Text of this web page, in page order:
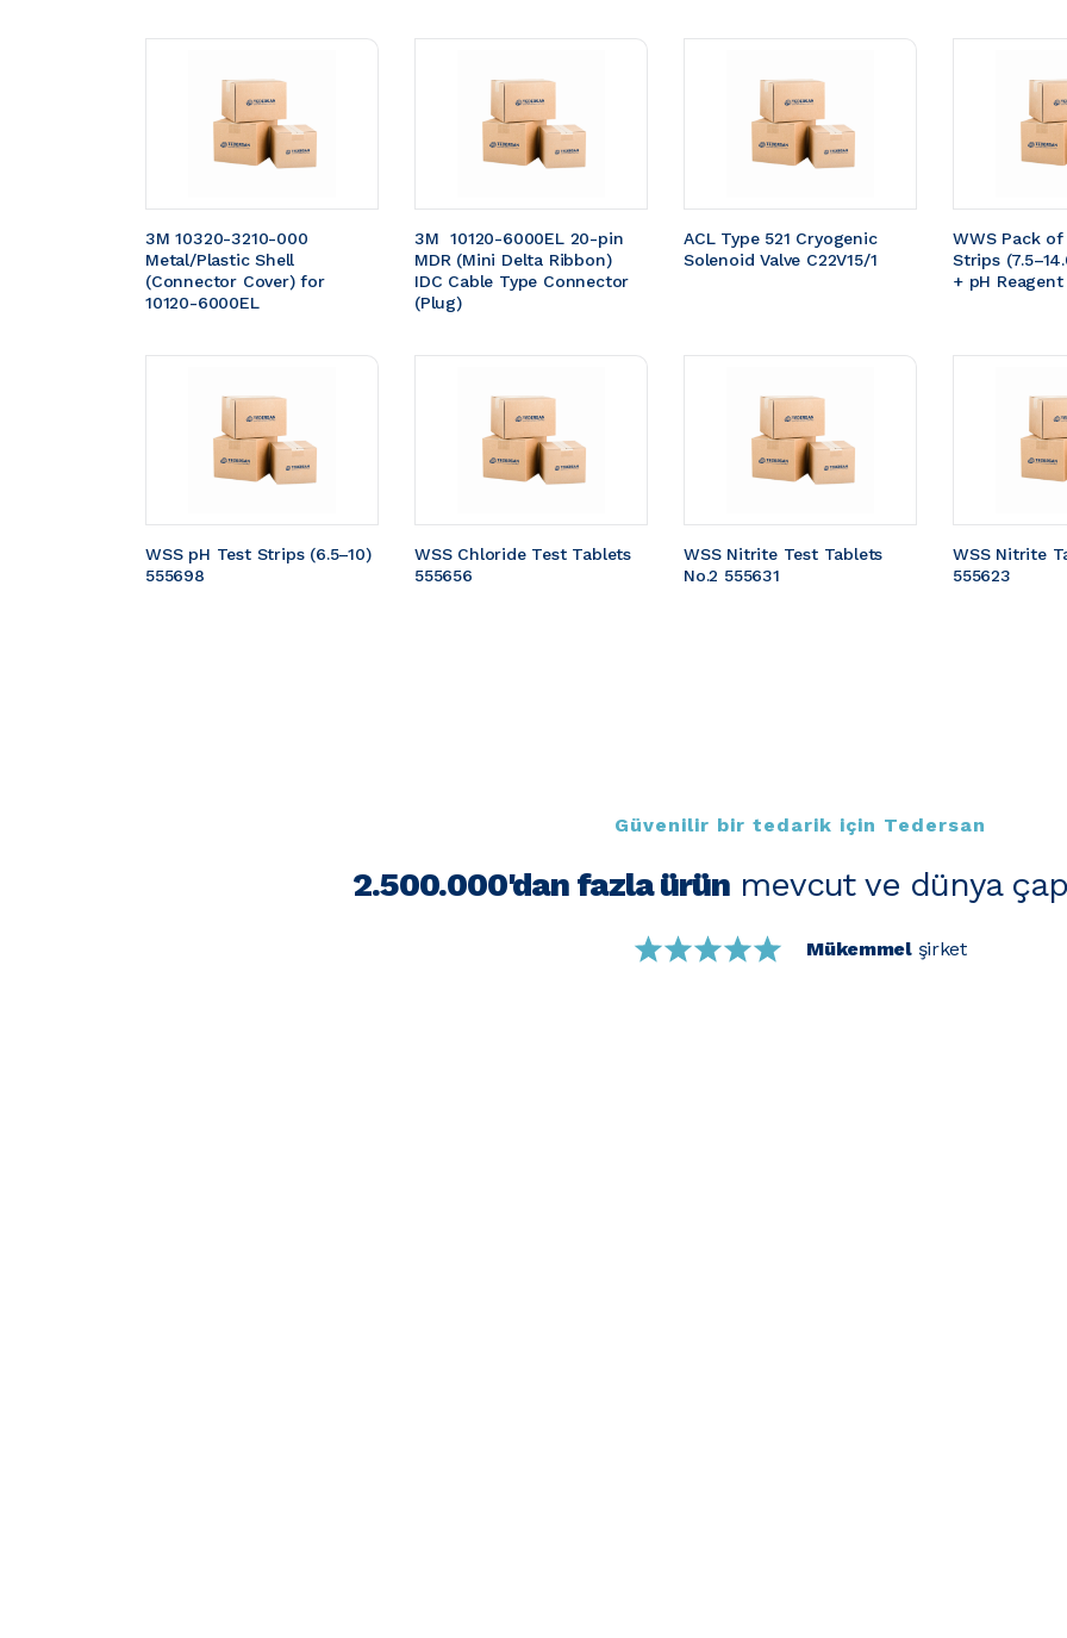
3M 10320-3210-000
Metal/Plastic Shell
(Connector Cover) for
10120-6000EL
3M  10120-6000EL 20-pin
MDR (Mini Delta Ribbon)
IDC Cable Type Connector
(Plug)
ACL Type 521 Cryogenic
Solenoid Valve C22V15/1
WWS Pack
Strips
+ pH
WSS pH Test Strips (6.5–10)
555698
WSS Chloride Test Tablets
555656
WSS Nitrite Test Tablets
No.2 555631
WSS Nitrite
555623
Güvenilir bir tedarik için Tedersan
2.500.000'dan fazla ürünmevcut ve dünya
Mükemmelşirket